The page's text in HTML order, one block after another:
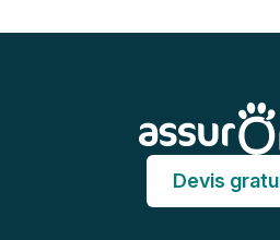
Devis